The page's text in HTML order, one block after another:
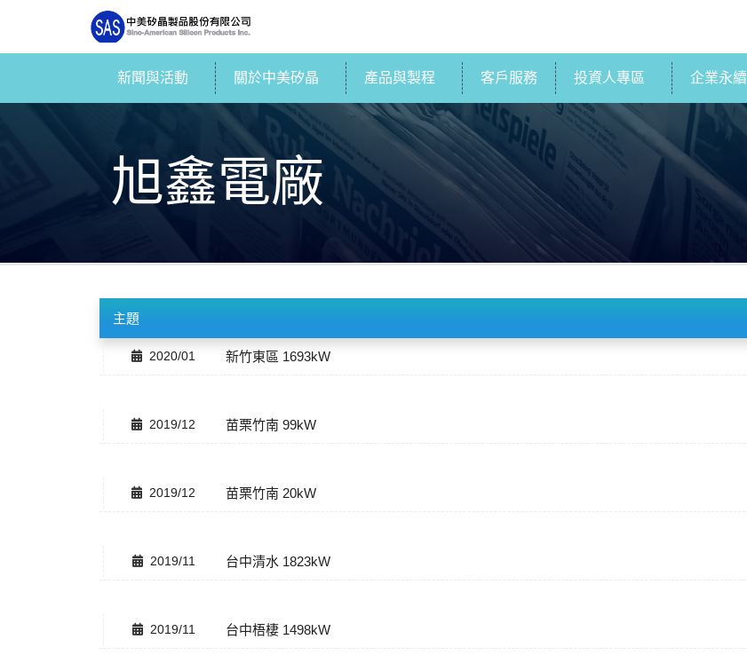
新聞與活動 關於中美矽晶 產品與製程 客戶服務 投資人專區 企業永續
旭鑫電廠
主題
2020/01 新竹東區 1693kW
2019/12 苗栗竹南 99kW
2019/12 苗栗竹南 20kW
2019/11 台中清水 1823kW
2019/11 台中梧棲 1498kW